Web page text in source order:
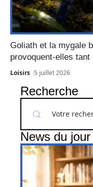
Goliath et la mygale
provoquent-elles
Loisirs 5 juillet 2026
Recherche
News du jour